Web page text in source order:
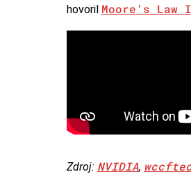
hovoril Moore’s Law
Zdroj: NVIDIA,